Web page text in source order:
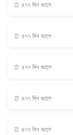
⏰ ৪৭৭ দিন আগে
⏰ ৪৭৭ দিন আগে
⏰ ৪৭৭ দিন আগে
⏰ ৪৭৭ দিন আগে
⏰ ৪৭৭ দিন আগে